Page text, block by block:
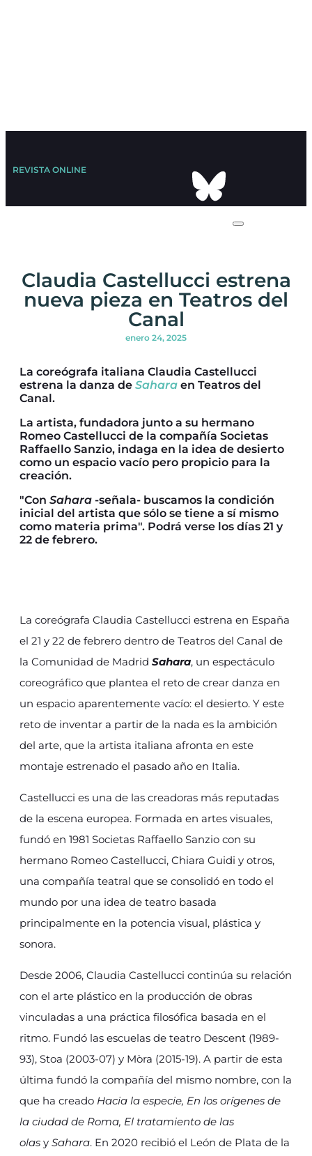
REVISTA ONLINE
Claudia Castellucci estrena
nueva pieza en Teatros del
Canal
enero 24, 2025
La coreógrafa italiana Claudia Castellucci
estrena la danza de Sahara en Teatros del
Canal.
La artista, fundadora junto a su hermano
Romeo Castellucci de la compañía Societas
Raffaello Sanzio, indaga en la idea de desierto
como un espacio vacío pero propicio para la
creación.
"Con Sahara -señala- buscamos la condición
inicial del artista que sólo se tiene a sí mismo
como materia prima". Podrá verse los días 21 y
22 de febrero.
La coreógrafa Claudia Castellucci estrena en España
el 21 y 22 de febrero dentro de Teatros del Canal de
la Comunidad de Madrid Sahara, un espectáculo
coreográfico que plantea el reto de crear danza en
un espacio aparentemente vacío: el desierto. Y este
reto de inventar a partir de la nada es la ambición
del arte, que la artista italiana afronta en este
montaje estrenado el pasado año en Italia.
Castellucci es una de las creadoras más reputadas
de la escena europea. Formada en artes visuales,
fundó en 1981 Societas Raffaello Sanzio con su
hermano Romeo Castellucci, Chiara Guidi y otros,
una compañía teatral que se consolidó en todo el
mundo por una idea de teatro basada
principalmente en la potencia visual, plástica y
sonora.
Desde 2006, Claudia Castellucci continúa su relación
con el arte plástico en la producción de obras
vinculadas a una práctica filosófica basada en el
ritmo. Fundó las escuelas de teatro Descent (1989-
93), Stoa (2003-07) y Mòra (2015-19). A partir de esta
última fundó la compañía del mismo nombre, con la
que ha creado Hacia la especie, En los orígenes de
la ciudad de Roma, El tratamiento de las
olas y Sahara. En 2020 recibió el León de Plata de la